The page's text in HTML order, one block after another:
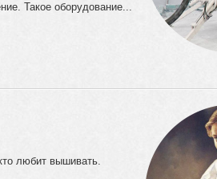
Такое оборудование...
любит вышивать.